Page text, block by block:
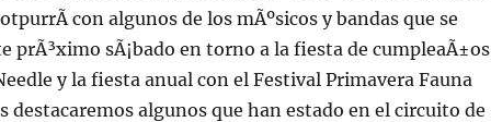
con algunos de los mÃºsicos y bandas que se
prÃ³ximo sÃ¡bado en torno a la fiesta de cumpleaÃ±os
y la fiesta anual con el Festival Primavera Fauna
destacaremos algunos que han estado en el circuito de